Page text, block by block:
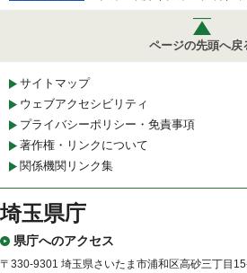
ページの先頭へ戻
サイトマップ
ウェブアクセシビリティ
プライバシーポリシー・免責事項
著作権・リンクについて
関係機関リンク集
埼玉県庁
県庁へのアクセス
〒330-9301 埼玉県さいたま市浦和区高砂三丁目